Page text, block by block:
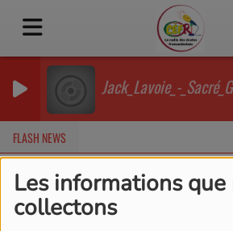
Les informations que
collectons
Jack_Lavoie_-
FLASH NEWS